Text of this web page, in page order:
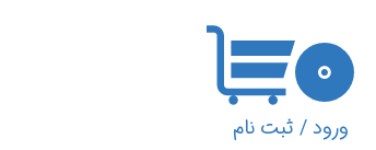
ورود/ ثبت نام
۰